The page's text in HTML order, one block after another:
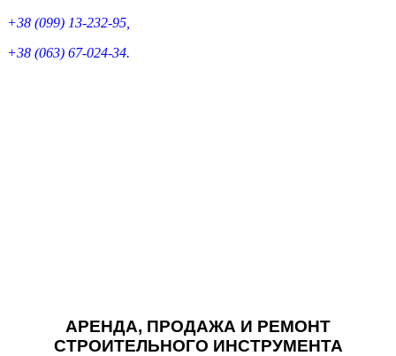
+38 (099) 13-232-95,
+38 (063) 67-024-34.
АРЕНДА, ПРОДАЖА И РЕМОНТ
СТРОИТЕЛЬНОГО ИНСТРУМЕНТА